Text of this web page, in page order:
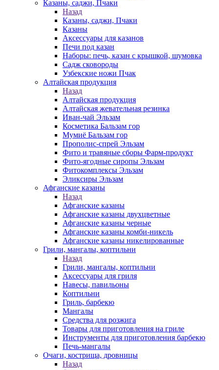
Казаны, саджи, Пчаки
Назад
Казаны, саджи, Пчаки
Казаны
Аксессуары для казанов
Печи под казан
Наборы: печь, казан с крышкой, шумовка
Садж сковороды
Узбекские ножи Пчак
Алтайская продукция
Назад
Алтайская продукция
Алтайская жевательная резинка
Иван-чай Эльзам
Косметика Бальзам гор
Мумиё Бальзам гор
Прополис-спрей Эльзам
Фито и травяные сборы Фарм-продукт
Фито-ягодные сиропы Эльзам
Фитокомплексы Эльзам
Эликсиры Эльзам
Афганские казаны
Назад
Афганские казаны
Афганские казаны двухцветные
Афганские казаны черные
Афганские казаны комби-никель
Афганские казаны никелированные
Грили, мангалы, коптильни
Назад
Грили, мангалы, коптильни
Аксессуары для гриля
Навесы, павильоны
Коптильни
Гриль, барбекю
Мангалы
Средства для розжига
Товары для приготовления на гриле
Инструменты для приготовления барбекю
Печь-мангалы
Очаги, кострища, дровницы
Назад